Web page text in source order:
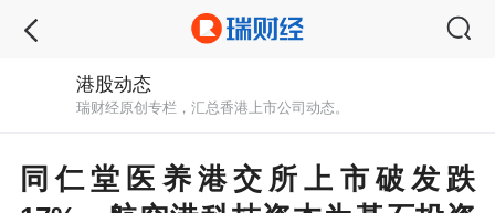
港股动态
瑞财经原创专栏，汇总香港上市公司动态。
同仁堂医养港交所上市破发跌